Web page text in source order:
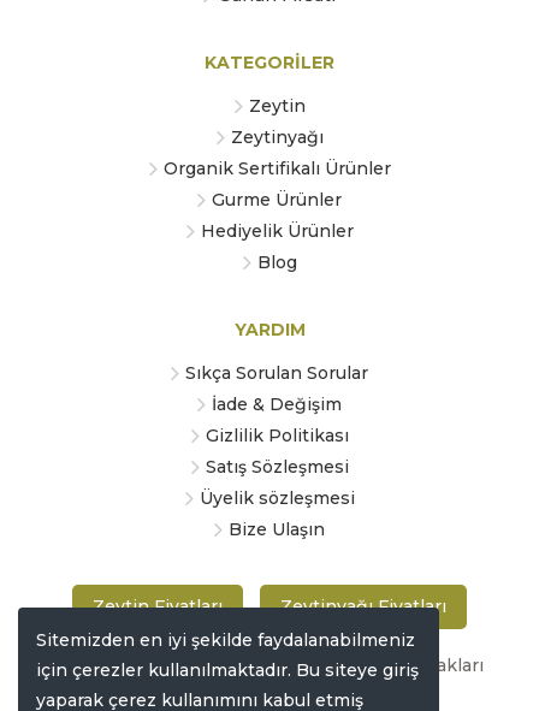
KATEGORİLER
Zeytin
Zeytinyağı
Organik Sertifikalı Ürünler
Gurme Ürünler
Hediyelik Ürünler
Blog
YARDIM
Sıkça Sorulan Sorular
İade & Değişim
Gizlilik Politikası
Satış Sözleşmesi
Üyelik sözleşmesi
Bize Ulaşın
Zeytin Fiyatları Zeytinyağı Fiyatları
Copyright © 2019 zeytinmarketi.com Tüm hakları
saklıdır
Sitemizden en iyi şekilde faydalanabilmeniz
için çerezler kullanılmaktadır. Bu siteye giriş
yaparak çerez kullanımını kabul etmiş